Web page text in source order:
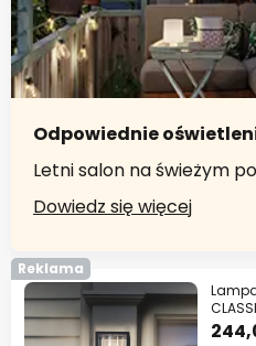
Odpowiednie
Letni salon na świeżym
Dowiedz się więcej
Reklama
IP54